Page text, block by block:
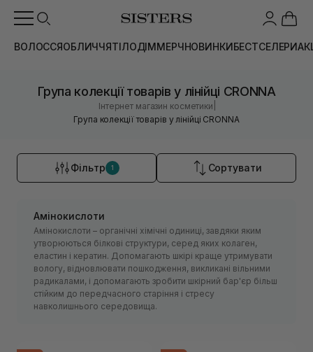
ВОЛОССЯОБЛИЧЧЯТІЛОДІММЕРЧНОВИНКИБЕСТСЕЛЕРИ
Група колекції товарів у лінійці CRONNA
Інтернет магазин косметики
Група колекції товарів у лінійці CRONNA
Фільтр 1 Сортувати
Амінокислоти
Амінокислоти – органічні хімічні одиниці, завдяки яким
утворюються білкові структури, серед яких колаген,
еластин і кератин. Допомагають шкірі краще утримувати
вологу, відновлювати пошкодження, викликані вільними
радикалами, і допомагають зробити шкірний бар'єр більш
стійким до передчасного старіння і стресу
навколишнього середовища.